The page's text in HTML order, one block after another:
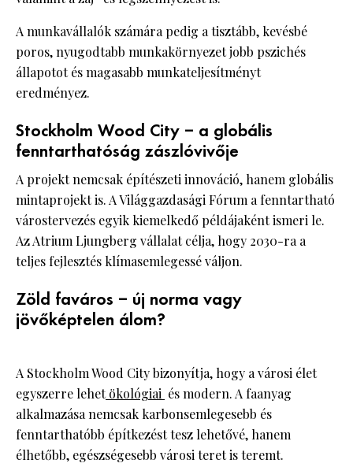
A munkavállalók számára pedig a tisztább, kevésbé
poros, nyugodtabb munkakörnyezet jobb pszichés
állapotot és magasabb munkateljesítményt
eredményez.
Stockholm Wood City – a globális
fenntarthatóság zászlóvivője
A projekt nemcsak építészeti innováció, hanem globális
mintaprojekt is. A Világgazdasági Fórum a fenntartható
várostervezés egyik kiemelkedő példájaként ismeri le.
Az Atrium Ljungberg vállalat célja, hogy 2030-ra a
teljes fejlesztés klímasemlegessé váljon.
Zöld faváros – új norma vagy
jövőképtelen álom?
A Stockholm Wood City bizonyítja, hogy a városi élet
egyszerre lehetökológiai és modern. A faanyag
alkalmazása nemcsak karbonsemlegesebb és
fenntarthatóbb építkezést tesz lehetővé, hanem
élhetőbb, egészségesebb városi teret is teremt.